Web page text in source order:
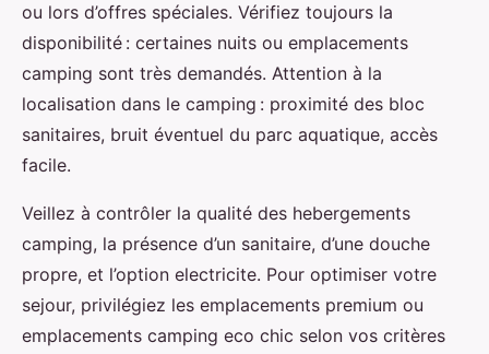
ou lors d’offres spéciales. Vérifiez toujours la
disponibilité : certaines nuits ou emplacements
camping sont très demandés. Attention à la
localisation dans le camping : proximité des bloc
sanitaires, bruit éventuel du parc aquatique, accès
facile.
Veillez à contrôler la qualité des hebergements
camping, la présence d’un sanitaire, d’une douche
propre, et l’option electricite. Pour optimiser votre
sejour, privilégiez les emplacements premium ou
emplacements camping eco chic selon vos critères